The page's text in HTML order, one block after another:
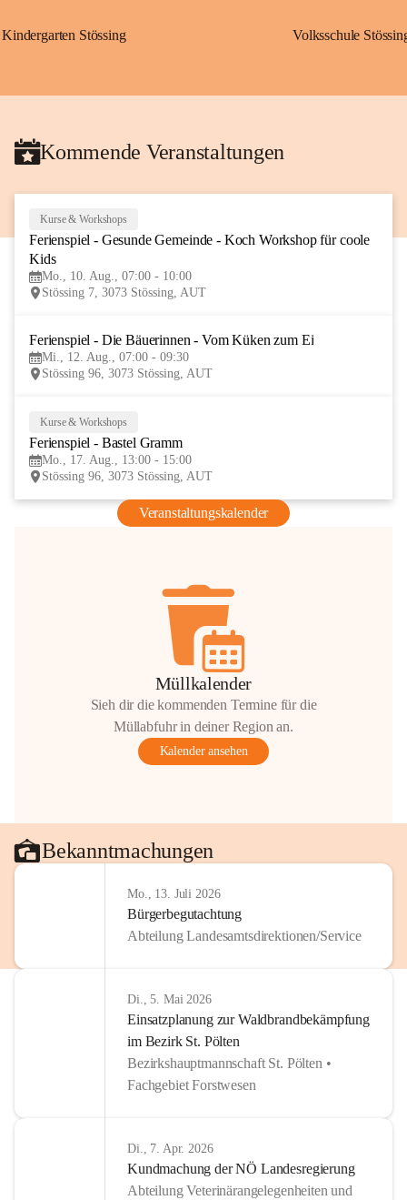
Kindergarten Stössing Volksschule
Kommende Veranstaltungen
AUG
Kurse & Workshops
Ferienspiel - Gesunde Gemeinde - Koch Workshop für coole
Kids
Mo., 10. Aug., 07:00 - 10:00
Stössing 7, 3073 Stössing, AUT
Ferienspiel - Die Bäuerinnen - Vom Küken zum Ei
Mi., 12. Aug., 07:00 - 09:30
Stössing 96, 3073 Stössing, AUT
Kurse & Workshops
Ferienspiel - Bastel Gramm
Mo., 17. Aug., 13:00 - 15:00
Stössing 96, 3073 Stössing, AUT
Veranstaltungskalender
Müllkalender
Sieh dir die kommenden Termine für die
Müllabfuhr in deiner Region an.
Kalender ansehen
Bekanntmachungen
Mo., 13. Juli 2026
Bürgerbegutachtung
Abteilung Landesamtsdirektionen/Service
Di., 5. Mai 2026
Einsatzplanung zur Waldbrandbekämpfung
im Bezirk St. Pölten
Bezirkshauptmannschaft St. Pölten •
Fachgebiet Forstwesen
Di., 7. Apr. 2026
Kundmachung der NÖ Landesregierung
Abteilung Veterinärangelegenheiten und